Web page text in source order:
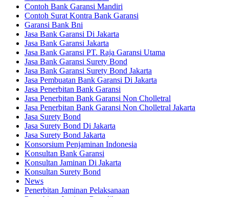
Contoh Bank Garansi Mandiri
Contoh Surat Kontra Bank Garansi
Garansi Bank Bni
Jasa Bank Garansi Di Jakarta
Jasa Bank Garansi Jakarta
Jasa Bank Garansi PT. Raja Garansi Utama
Jasa Bank Garansi Surety Bond
Jasa Bank Garansi Surety Bond Jakarta
Jasa Pembuatan Bank Garansi Di Jakarta
Jasa Penerbitan Bank Garansi
Jasa Penerbitan Bank Garansi Non Cholletral
Jasa Penerbitan Bank Garansi Non Cholletral Jakarta
Jasa Surety Bond
Jasa Surety Bond Di Jakarta
Jasa Surety Bond Jakarta
Konsorsium Penjaminan Indonesia
Konsultan Bank Garansi
Konsultan Jaminan Di Jakarta
Konsultan Surety Bond
News
Penerbitan Jaminan Pelaksanaan